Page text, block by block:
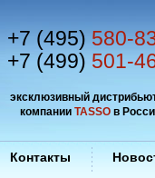
эксклюзивный
компании TASSOв
+7 (495) 580-
+7 (499) 501-
Контакты